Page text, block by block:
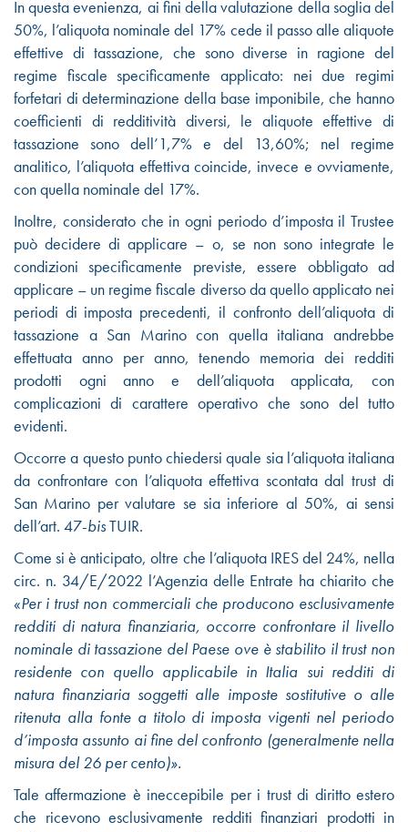
In questa evenienza, ai fini della valutazione della soglia del
50%, l’aliquota nominale del 17% cede il passo alle aliquote
effettive di tassazione, che sono diverse in ragione del
regime fiscale specificamente applicato: nei due regimi
forfetari di determinazione della base imponibile, che hanno
coefficienti di redditività diversi, le aliquote effettive di
tassazione sono dell’1,7% e del 13,60%; nel regime
analitico, l’aliquota effettiva coincide, invece e ovviamente,
con quella nominale del 17%.
Inoltre, considerato che in ogni periodo d’imposta il Trustee
può decidere di applicare – o, se non sono integrate le
condizioni specificamente previste, essere obbligato ad
applicare – un regime fiscale diverso da quello applicato nei
periodi di imposta precedenti, il confronto dell’aliquota di
tassazione a San Marino con quella italiana andrebbe
effettuata anno per anno, tenendo memoria dei redditi
prodotti ogni anno e dell’aliquota applicata, con
complicazioni di carattere operativo che sono del tutto
evidenti.
Occorre a questo punto chiedersi quale sia l’aliquota italiana
da confrontare con l’aliquota effettiva scontata dal trust di
San Marino per valutare se sia inferiore al 50%, ai sensi
dell’art. 47-bisTUIR.
Come si è anticipato, oltre che l’aliquota IRES del 24%, nella
circ. n. 34/E/2022 l’Agenzia delle Entrate ha chiarito che
«Per i trust non commerciali che producono esclusivamente
redditi di natura finanziaria, occorre confrontare il livello
nominale di tassazione del Paese ove è stabilito il trust non
residente con quello applicabile in Italia sui redditi di
natura finanziaria soggetti alle imposte sostitutive o alle
ritenuta alla fonte a titolo di imposta vigenti nel periodo
d’imposta assunto ai fine del confronto (generalmente nella
misura del 26 per cento)».
Tale affermazione è ineccepibile per i trust di diritto estero
che ricevono esclusivamente redditi finanziari prodotti in